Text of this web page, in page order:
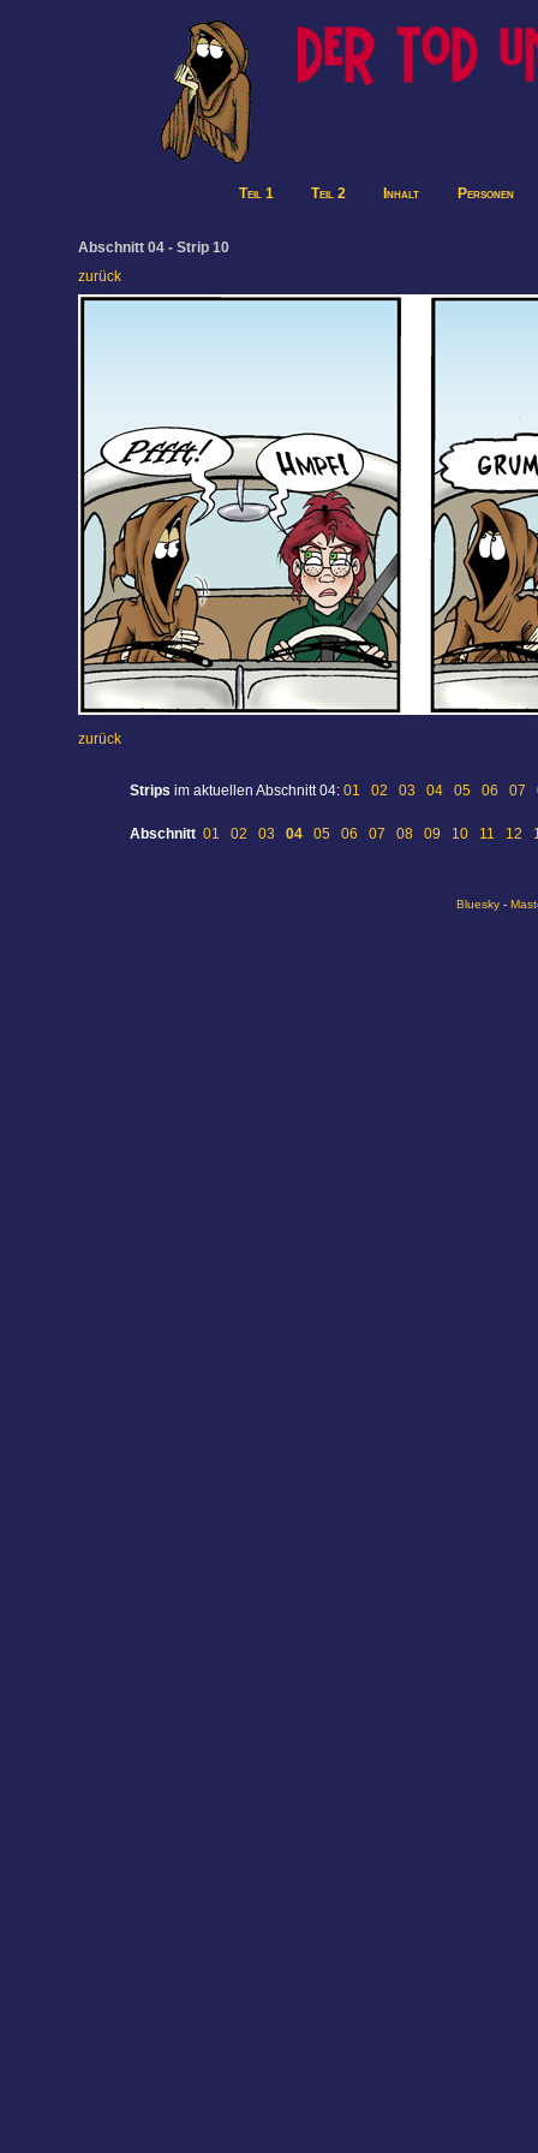
Teil 1 Teil 2 Inhalt Personen
Abschnitt 04 - Strip 10
zurück
zurück
Strips im aktuellen Abschnitt 04: 01 02 03 04 05 06 07
Abschnitt 01 02 03 04 05 06 07 08 09 10 11 12
Bluesky-